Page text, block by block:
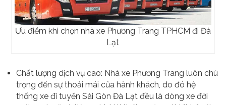
Ưu điểm khi chọn nhà xe Phương Trang TPHCM đi Đà
Lạt
Chất lượng dịch vụ cao: Nhà xe Phương Trang luôn chú
trọng đến sự thoải mái của hành khách, do đó hệ
thống xe đi tuyến Sài Gòn Đà Lạt đều là dòng xe đời